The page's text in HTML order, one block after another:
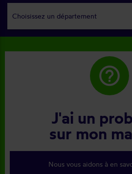
Choisissez un département
help_outline
J'ai un
sur mon
Nous vous aidons à en